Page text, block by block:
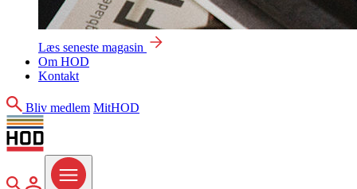
Læs seneste magasin
Om HOD
Kontakt
Søg
Bliv medlem MitHOD
MitHOD